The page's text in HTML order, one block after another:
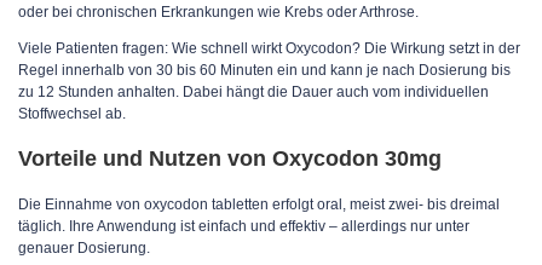
oder bei chronischen Erkrankungen wie Krebs oder Arthrose.
Viele Patienten fragen: Wie schnell wirkt Oxycodon? Die Wirkung setzt in der
Regel innerhalb von 30 bis 60 Minuten ein und kann je nach Dosierung bis
zu 12 Stunden anhalten. Dabei hängt die Dauer auch vom individuellen
Stoffwechsel ab.
Vorteile und Nutzen von Oxycodon 30mg
Die Einnahme von oxycodon tabletten erfolgt oral, meist zwei- bis dreimal
täglich. Ihre Anwendung ist einfach und effektiv – allerdings nur unter
genauer Dosierung.